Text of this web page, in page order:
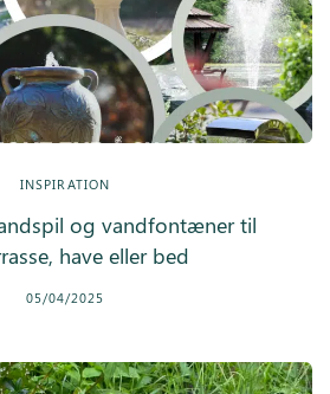
INSPIRATION
og vandfontæner til
have eller bed
05/04/2025